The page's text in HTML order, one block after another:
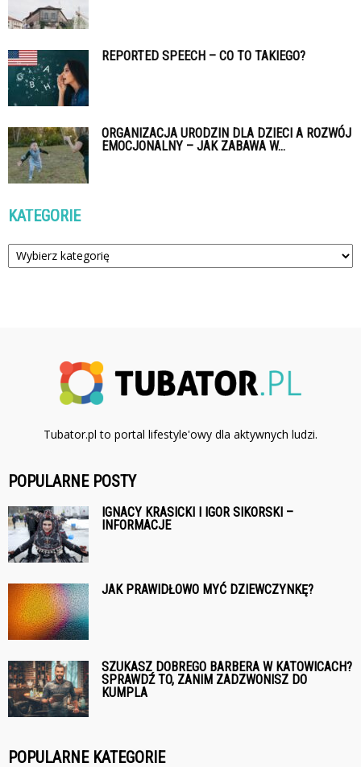
REPORTED SPEECH – CO TO TAKIEGO?
ORGANIZACJA URODZIN DLA DZIECI A ROZWÓJ
EMOCJONALNY – JAK ZABAWA W...
KATEGORIE
Kategorie
Tubator.pl to portal lifestyle'owy dla aktywnych ludzi.
POPULARNE POSTY
IGNACY KRASICKI I IGOR SIKORSKI –
INFORMACJE
JAK PRAWIDŁOWO MYĆ DZIEWCZYNKĘ?
SZUKASZ DOBREGO BARBERA W KATOWICACH?
SPRAWDŹ TO, ZANIM ZADZWONISZ DO
KUMPLA
POPULARNE KATEGORIE